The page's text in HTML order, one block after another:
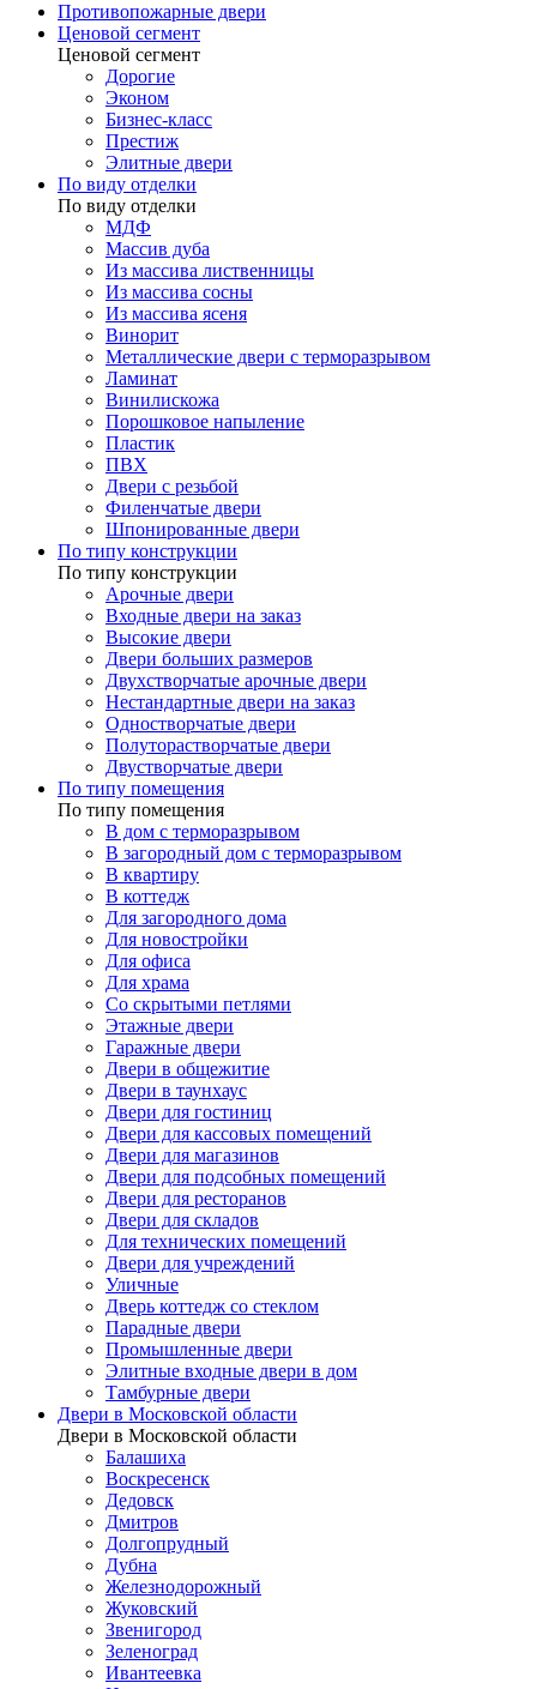
Противопожарные двери
Ценовой сегмент
Ценовой сегмент
Дорогие
Эконом
Бизнес-класс
Престиж
Элитные двери
По виду отделки
По виду отделки
МДФ
Массив дуба
Из массива лиственницы
Из массива сосны
Из массива ясеня
Винорит
Металлические двери с терморазрывом
Ламинат
Винилискожа
Порошковое напыление
Пластик
ПВХ
Двери с резьбой
Филенчатые двери
Шпонированные двери
По типу конструкции
По типу конструкции
Арочные двери
Входные двери на заказ
Высокие двери
Двери больших размеров
Двухстворчатые арочные двери
Нестандартные двери на заказ
Одностворчатые двери
Полуторастворчатые двери
Двустворчатые двери
По типу помещения
По типу помещения
В дом с терморазрывом
В загородный дом с терморазрывом
В квартиру
В коттедж
Для загородного дома
Для новостройки
Для офиса
Для храма
Со скрытыми петлями
Этажные двери
Гаражные двери
Двери в общежитие
Двери в таунхаус
Двери для гостиниц
Двери для кассовых помещений
Двери для магазинов
Двери для подсобных помещений
Двери для ресторанов
Двери для складов
Для технических помещений
Двери для учреждений
Уличные
Дверь коттедж со стеклом
Парадные двери
Промышленные двери
Элитные входные двери в дом
Тамбурные двери
Двери в Московской области
Двери в Московской области
Балашиха
Воскресенск
Дедовск
Дмитров
Долгопрудный
Дубна
Железнодорожный
Жуковский
Звенигород
Зеленоград
Ивантеевка